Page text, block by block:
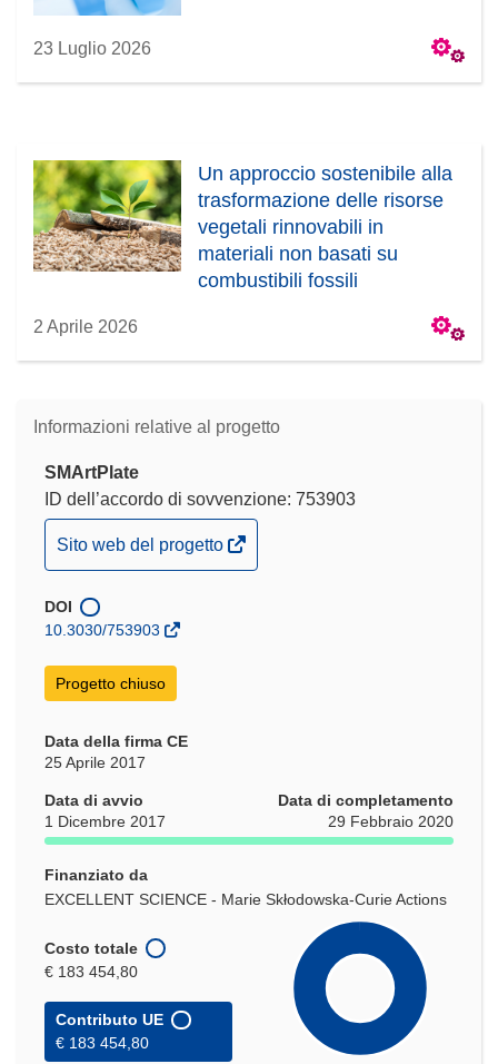
23 Luglio 2026
Un approccio sostenibile alla
trasformazione delle risorse
vegetali rinnovabili in
materiali non basati su
combustibili fossili
2 Aprile 2026
Informazioni relative al progetto
SMArtPlate
ID dell’accordo di sovvenzione: 753903
(si
apre
una
finestra)
Sito web del progetto
DOI
10.3030/753903
Progetto chiuso
Data della firma CE
25 Aprile 2017
Data di avvio
1 Dicembre 2017
Data di completamento
29 Febbraio 2020
Finanziato da
EXCELLENT SCIENCE - Marie Skłodowska-Curie Actions
Costo totale
€ 183 454,80
Contributo UE
€ 183 454,80